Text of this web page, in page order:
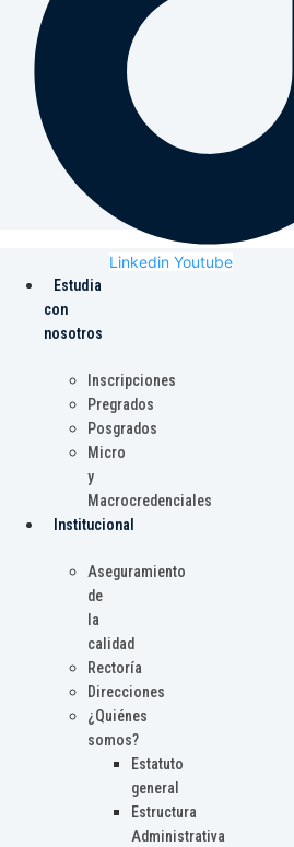
Linkedin Youtube
Estudia
con
nosotros
Inscripciones
Pregrados
Posgrados
Micro
y
Macrocredenciales
Institucional
Aseguramiento
de
la
calidad
Rectoría
Direcciones
¿Quiénes
somos?
Estatuto
general
Estructura
Administrativa